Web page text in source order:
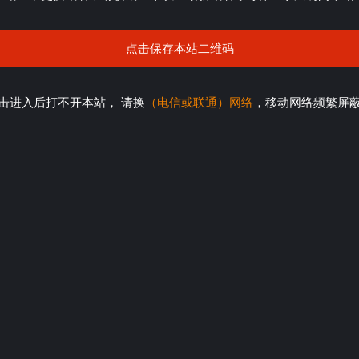
点击保存本站二维码
进入后打不开本站， 请换 （电信或联通）网络 ，移动网络频繁屏